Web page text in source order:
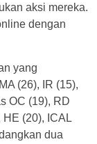
aksi mereka.
dengan
yang
(26), IR (15),
OC (19), RD
HE (20), ICAL
dua